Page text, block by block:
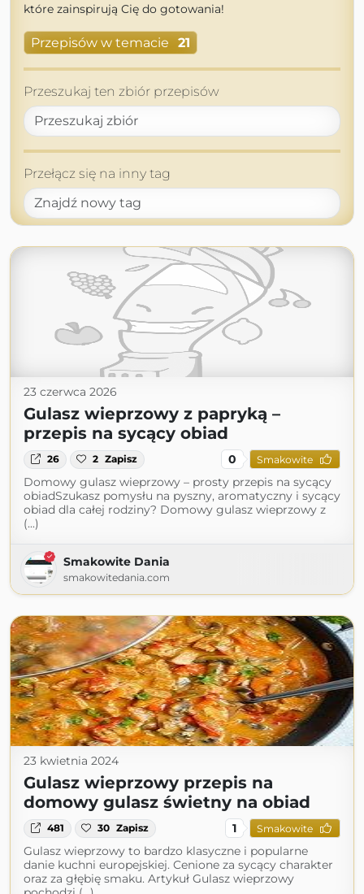
które zainspirują Cię do gotowania!
Przepisów w temacie 21
Przeszukaj ten zbiór przepisów
Przełącz się na inny tag
23 czerwca 2026
Gulasz wieprzowy z papryką –
przepis na sycący obiad
26 2 Zapisz 0 Smakowite
Domowy gulasz wieprzowy – prosty przepis na sycący
obiadSzukasz pomysłu na pyszny, aromatyczny i sycący
obiad dla całej rodziny? Domowy gulasz wieprzowy z
(...)
Smakowite Dania
smakowitedania.com
23 kwietnia 2024
Gulasz wieprzowy przepis na
domowy gulasz świetny na obiad
481 30 Zapisz 1 Smakowite
Gulasz wieprzowy to bardzo klasyczne i popularne
danie kuchni europejskiej. Cenione za sycący charakter
oraz za głębię smaku. Artykuł Gulasz wieprzowy